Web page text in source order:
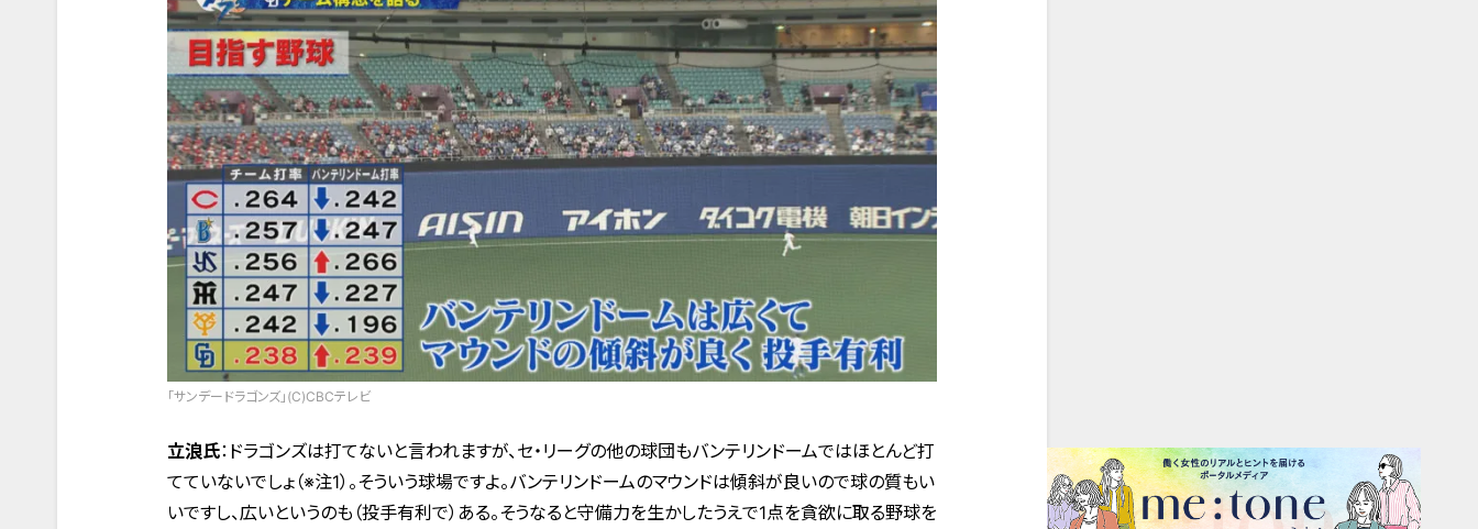
「サンデードラゴンズ」(C)CBCテレビ
立浪氏：ドラゴンズは打てないと言われますが、セ・リーグの他の球団もバンテリンドームではほとんど打
てていないでしょ（※注1）。そういう球場ですよ。バンテリンドームのマウンドは傾斜が良いので球の質もい
いですし、広いというのも（投手有利で）ある。そうなると守備力を生かしたうえで1点を貪欲に取る野球を